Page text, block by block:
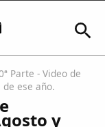
Parte - Video de
ese año.
y